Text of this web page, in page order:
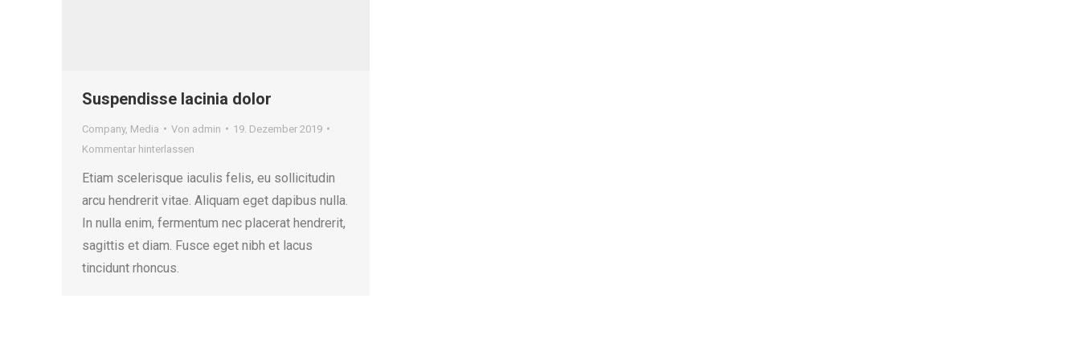
Suspendisse lacinia dolor
Company, Media Von admin
19. Dezember 2019
Kommentar hinterlassen
Etiam scelerisque iaculis felis, eu sollicitudin
arcu hendrerit vitae. Aliquam eget dapibus nulla.
In nulla enim, fermentum nec placerat hendrerit,
sagittis et diam. Fusce eget nibh et lacus
tincidunt rhoncus.